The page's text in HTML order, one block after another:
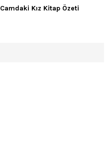
Camdaki Kız Kitap Özeti